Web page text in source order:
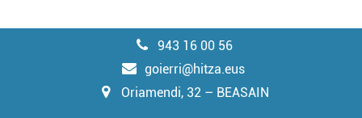
943 16 00 56
goierri@hitza.eus
Oriamendi, 32 – BEASAIN